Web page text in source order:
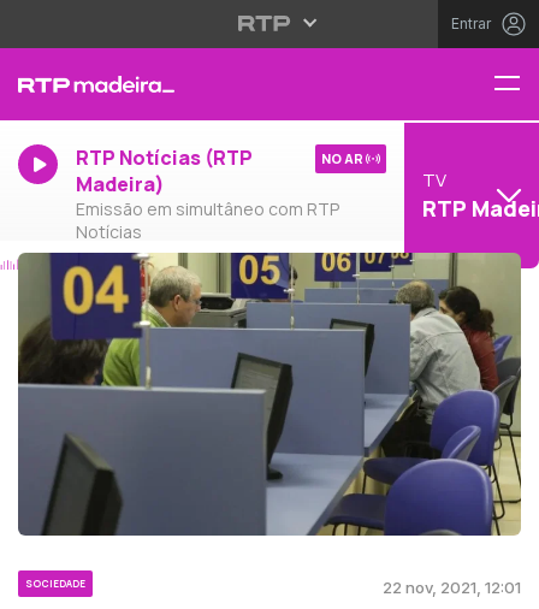
Entrar
RTP Notícias (RTP
Madeira)
Emissão em simultâneo com RTP
Notícias
NO AR
TV
RTP
SOCIEDADE 22 nov, 2021, 12:01